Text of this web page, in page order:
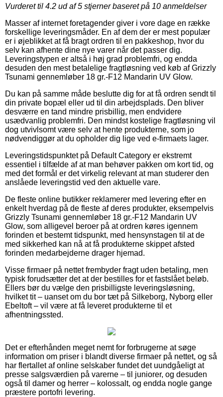
Vurderet til 4.2 ud af 5 stjerner baseret på 10 anmeldelser
Masser af internet foretagender giver i vore dage en række
forskellige leveringsmåder. En af dem der er mest populær
er i øjeblikket at få bragt ordren til en pakkeshop, hvor du
selv kan afhente dine nye varer når det passer dig.
Leveringstypen er altså i høj grad problemfri, og endda
desuden den mest betalelige fragtløsning ved køb af Grizzly
Tsunami gennemløber 18 gr.-F12 Mandarin UV Glow.
Du kan på samme måde beslutte dig for at få ordren sendt til
din private bopæl eller ud til din arbejdsplads. Den bliver
desværre en tand mindre prisbillig, men endvidere
usædvanlig problemfri. Den mindst kostelige fragtløsning vil
dog utvivlsomt være selv at hente produkterne, som jo
nødvendiggør at du opholder dig lige ved e-firmaets lager.
Leveringstidspunktet på Default Category er ekstremt
essentiel i tilfælde af at man behøver pakken om kort tid, og
med det formål er det virkelig relevant at man studerer den
anslåede leveringstid ved den aktuelle vare.
De fleste online butikker reklamerer med levering efter en
enkelt hverdag på de fleste af deres produkter, eksempelvis
Grizzly Tsunami gennemløber 18 gr.-F12 Mandarin UV
Glow, som alligevel beroer på at ordren køres igennem
forinden et bestemt tidspunkt, med hensynstagen til at de
med sikkerhed kan nå at få produkterne skippet afsted
forinden medarbejderne drager hjemad.
Visse firmaer på nettet frembyder fragt uden betaling, men
typisk forudsætter det at der bestilles for et fastslået beløb.
Ellers bør du vælge den prisbilligste leveringsløsning,
hvilket tit – uanset om du bor tæt på Silkeborg, Nyborg eller
Ebeltoft – vil være at få leveret produkterne til et
afhentningssted.
Det er efterhånden meget nemt for forbrugerne at søge
information om priser i blandt diverse firmaer på nettet, og så
har flertallet af online selskaber fundet det uundgåeligt at
presse salgsværdien på varerne – til juniorer, og desuden
også til damer og herrer – kolossalt, og endda nogle gange
præstere portofri levering.